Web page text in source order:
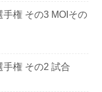
権 その3 MOIその
権 その2 試合